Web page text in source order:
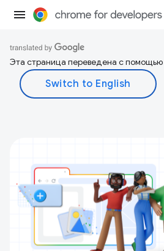
Эта страница переведена с помощью